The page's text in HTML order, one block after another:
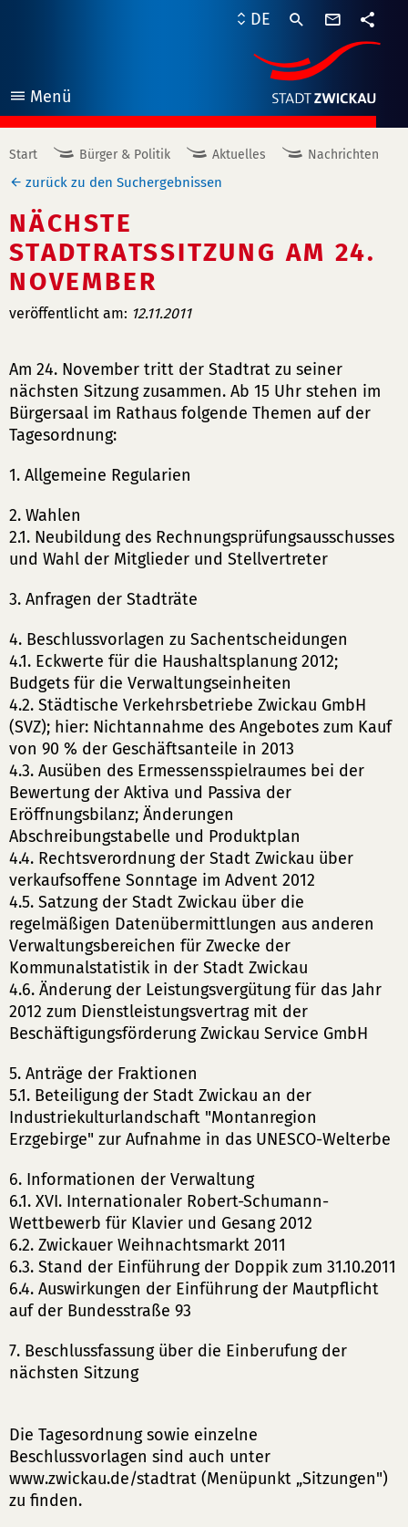
Menü
öffnen
DE
Start Bürger & Politik Aktuelles Nachrichten
zurück zu den Suchergebnissen
NÄCHSTE
STADTRATSSITZUNG AM 24.
NOVEMBER
veröffentlicht am: 12.11.2011
Am 24. November tritt der Stadtrat zu seiner
nächsten Sitzung zusammen. Ab 15 Uhr stehen im
Bürgersaal im Rathaus folgende Themen auf der
Tagesordnung:
1. Allgemeine Regularien
2. Wahlen
2.1. Neubildung des Rechnungsprüfungsausschusses
und Wahl der Mitglieder und Stellvertreter
3. Anfragen der Stadträte
4. Beschlussvorlagen zu Sachentscheidungen
4.1. Eckwerte für die Haushaltsplanung 2012;
Budgets für die Verwaltungseinheiten
4.2. Städtische Verkehrsbetriebe Zwickau GmbH
(SVZ); hier: Nichtannahme des Angebotes zum Kauf
von 90 % der Geschäftsanteile in 2013
4.3. Ausüben des Ermessensspielraumes bei der
Bewertung der Aktiva und Passiva der
Eröffnungsbilanz; Änderungen
Abschreibungstabelle und Produktplan
4.4. Rechtsverordnung der Stadt Zwickau über
verkaufsoffene Sonntage im Advent 2012
4.5. Satzung der Stadt Zwickau über die
regelmäßigen Datenübermittlungen aus anderen
Verwaltungsbereichen für Zwecke der
Kommunalstatistik in der Stadt Zwickau
4.6. Änderung der Leistungsvergütung für das Jahr
2012 zum Dienstleistungsvertrag mit der
Beschäftigungsförderung Zwickau Service GmbH
5. Anträge der Fraktionen
5.1. Beteiligung der Stadt Zwickau an der
Industriekulturlandschaft "Montanregion
Erzgebirge" zur Aufnahme in das UNESCO-Welterbe
6. Informationen der Verwaltung
6.1. XVI. Internationaler Robert-Schumann-
Wettbewerb für Klavier und Gesang 2012
6.2. Zwickauer Weihnachtsmarkt 2011
6.3. Stand der Einführung der Doppik zum 31.10.2011
6.4. Auswirkungen der Einführung der Mautpflicht
auf der Bundesstraße 93
7. Beschlussfassung über die Einberufung der
nächsten Sitzung
Die Tagesordnung sowie einzelne
Beschlussvorlagen sind auch unter
www.zwickau.de/stadtrat (Menüpunkt „Sitzungen")
zu finden.